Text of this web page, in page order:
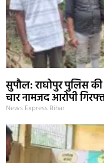
सुपौल: राघोपुर पुलिस
चार नामजद आरोपी
News Express Bihar